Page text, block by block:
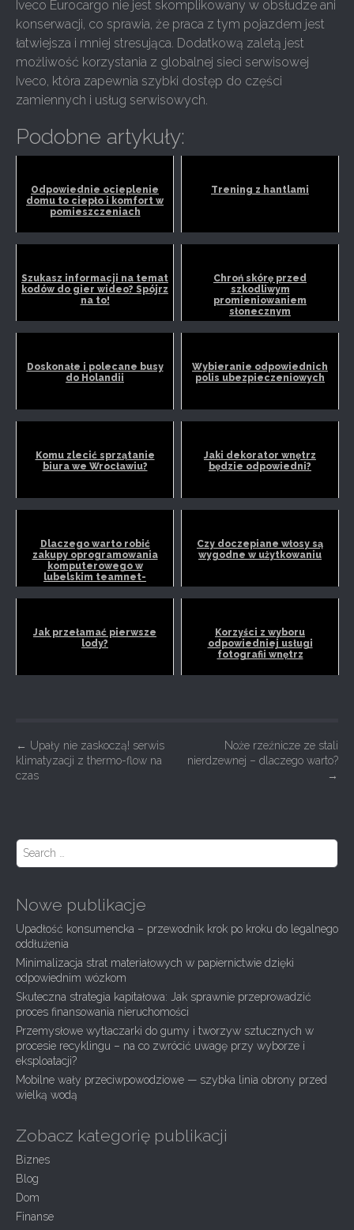
Iveco Eurocargo nie jest skomplikowany w obsłudze ani
konserwacji, co sprawia, że praca z tym pojazdem jest
łatwiejsza i mniej stresująca. Dodatkową zaletą jest
możliwość korzystania z globalnej sieci serwisowej
Iveco, która zapewnia szybki dostęp do części
zamiennych i usług serwisowych.
Podobne artykuły:
Odpowiednie ocieplenie
domu to ciepło i komfort w
pomieszczeniach
Trening z hantlami
Szukasz informacji na temat
kodów do gier wideo? Spójrz
na to!
Chroń skórę przed
szkodliwym
promieniowaniem
słonecznym
Doskonałe i polecane busy
do Holandii
Wybieranie odpowiednich
polis ubezpieczeniowych
Komu zlecić sprzątanie
biura we Wrocławiu?
Jaki dekorator wnętrz
będzie odpowiedni?
Dlaczego warto robić
zakupy oprogramowania
komputerowego w
lubelskim teamnet-
software?
Czy doczepiane włosy są
wygodne w użytkowaniu
Jak przełamać pierwsze
lody?
Korzyści z wyboru
odpowiedniej usługi
fotografii wnętrz
P
o
n
a
i
g
a
t
i
o
n
← Upały nie zaskoczą! serwis
klimatyzacji z thermo-flow na
czas
Noże rzeźnicze ze stali
nierdzewnej – dlaczego warto?
→
S
c
f
o
r
:
Nowe publikacje
Upadłość konsumencka – przewodnik krok po kroku do legalnego
oddłużenia
Minimalizacja strat materiałowych w papiernictwie dzięki
odpowiednim wózkom
Skuteczna strategia kapitałowa: Jak sprawnie przeprowadzić
proces finansowania nieruchomości
Przemysłowe wytłaczarki do gumy i tworzyw sztucznych w
procesie recyklingu – na co zwrócić uwagę przy wyborze i
eksploatacji?
Mobilne wały przeciwpowodziowe — szybka linia obrony przed
wielką wodą
Zobacz kategorię publikacji
Biznes
Blog
Dom
Finanse